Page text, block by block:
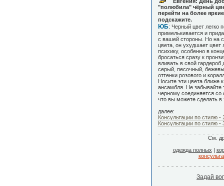
"полюбила" чёрный
перейти на более
подскажите.
ЮБ: Черный цвет легко
примелькивается и
с вашей стороны. Но на
цвета, он ухудшает цвет
психику, особенно в
бросаться сразу к
вливать в свой
серый, песочный,
оттенки розового и
Носите эти цвета ближе
ансамбля. Не забывайте
черному соединяется
что вы можете сделать в
далее:
Консультации по стилю -
Консультации по стилю -
См.
одежда полных |
Задай